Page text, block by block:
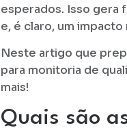
esperados. Isso gera
e, é claro, um
Neste artigo que
para monitoria de
mais!
Quais são